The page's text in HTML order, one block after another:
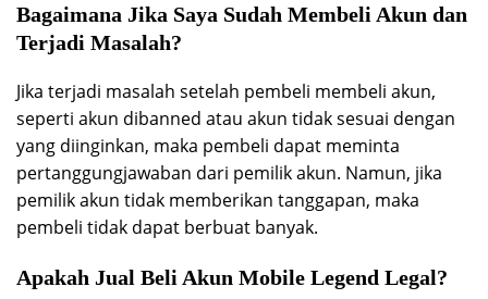
Bagaimana Jika Saya Sudah Membeli Akun dan
Terjadi Masalah?
Jika terjadi masalah setelah pembeli membeli akun,
seperti akun dibanned atau akun tidak sesuai dengan
yang diinginkan, maka pembeli dapat meminta
pertanggungjawaban dari pemilik akun. Namun, jika
pemilik akun tidak memberikan tanggapan, maka
pembeli tidak dapat berbuat banyak.
Apakah Jual Beli Akun Mobile Legend Legal?